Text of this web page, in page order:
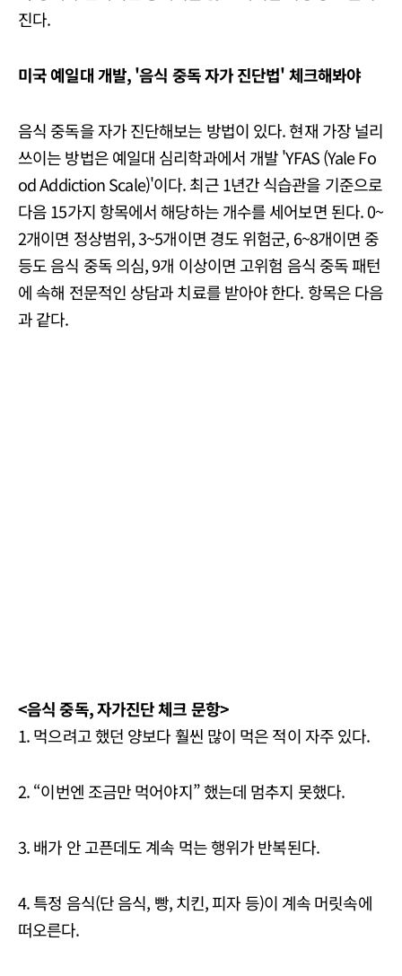
진다.
미국 예일대 개발, '음식 중독 자가 진단법' 체크해봐야
음식 중독을 자가 진단해보는 방법이 있다. 현재 가장 널리
쓰이는 방법은 예일대 심리학과에서 개발 'YFAS (Yale Fo
od Addiction Scale)'이다. 최근 1년간 식습관을 기준으로
다음 15가지 항목에서 해당하는 개수를 세어보면 된다. 0~
2개이면 정상범위, 3~5개이면 경도 위험군, 6~8개이면 중
등도 음식 중독 의심, 9개 이상이면 고위험 음식 중독 패턴
에 속해 전문적인 상담과 치료를 받아야 한다. 항목은 다음
과 같다.
<음식 중독, 자가진단 체크 문항>
1. 먹으려고 했던 양보다 훨씬 많이 먹은 적이 자주 있다.
2. “이번엔 조금만 먹어야지” 했는데 멈추지 못했다.
3. 배가 안 고픈데도 계속 먹는 행위가 반복된다.
4. 특정 음식(단 음식, 빵, 치킨, 피자 등)이 계속 머릿속에
떠오른다.